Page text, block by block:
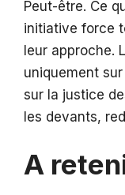
Peut-être. Ce
initiative force
leur approche.
uniquement
sur la justice
les devants,
A